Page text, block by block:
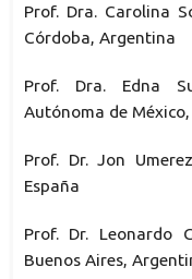
Prof. Dra. Carolina
Córdoba, Argentina
Prof. Dra. Edna
Autónoma de
Prof. Dr. Jon
España
Prof. Dr. Leonardo
Buenos Aires,